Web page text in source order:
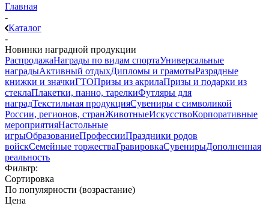
Главная
-
Каталог
-
Новинки наградной продукции
РаспродажаНаграды по видам спортаУниверсальные
наградыАктивный отдыхДипломы и грамотыРазрядные
книжки и значкиГТОПризы из акрилаПризы и подарки из
стеклаПлакетки, панно, тарелкиФутляры для
наградТекстильная продукцияСувениры с символикой
России, регионов, странЖивотныеИскусствоКорпоративные
мероприятияНастольные
игрыОбразованиеПрофессииПраздники родов
войскСемейные торжестваГравировкаСувенирыДополненная
реальность
Фильтр:
Сортировка
По популярности (возрастание)
Цена